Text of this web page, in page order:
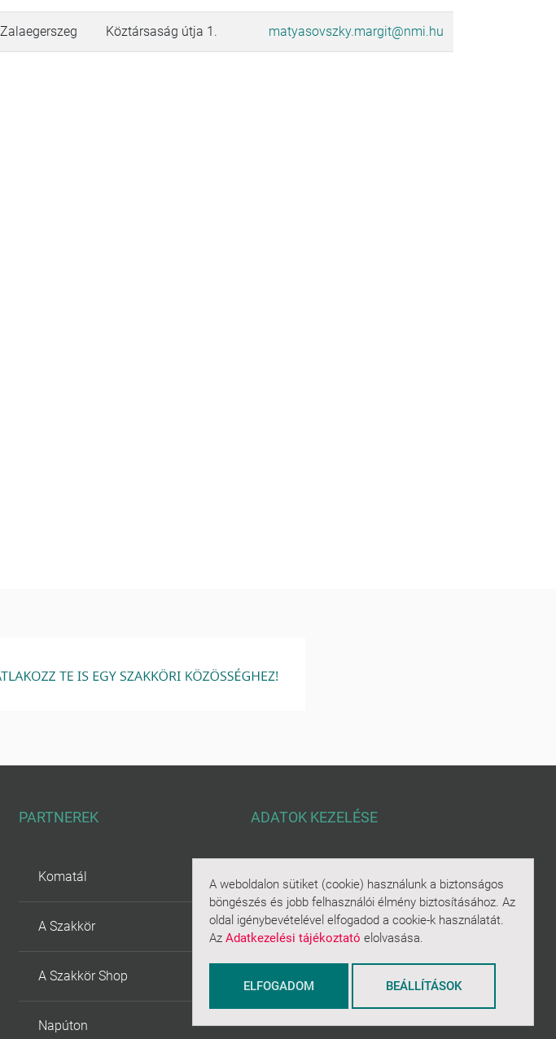
Zalaegerszeg Köztársaság útja 1. matyasovszky.margit@nmi.hu
A weboldalon sütiket (cookie) használunk a biztonságos
böngészés és jobb felhasználói élmény biztosításához. Az
oldal igénybevételével elfogadod a cookie-k használatát.
AzAdatkezelési tájékoztató elolvasása.
ELFOGADOM BEÁLLÍTÁSOK
PARTNEREK
Komatál
A Szakkör
A Szakkör Shop
Napúton
ADATOK KEZELÉSE
Adatkezelési tájékoztató
Általános Szerződési
Feltételek
Sütikezelés áttekintése